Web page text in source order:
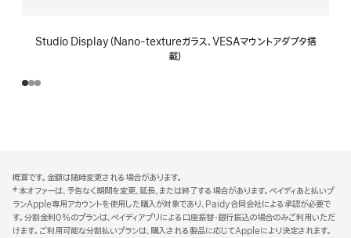
Studio Display（Nano-textureガラス、VESAマウントアダプタ搭
載）
ッ
タ
ー
注
概算です。金額は随時変更される場合があります。
‡ 本オファーは、予告なく期間を変更、延長、または終了する場合があります。ペイディあと払いプ
ランApple専用アカウントを使用した購入が対象であり、Paidy合同会社による承認が必要で
す。分割金利0%のプランは、ペイディアプリによる口座振替・銀行振込の場合のみご利用いただ
けます。ご利用可能な分割払いプランは、購入される製品に応じてAppleにより決定されます。